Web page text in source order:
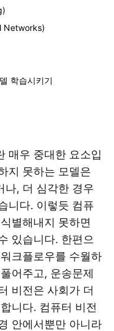
Networks)
학습시키기
매우 중대한 요소입
지 못하는 모델은
나, 더 심각한 경우
니다. 이렇듯 컴퓨
별해내지 못하면
있습니다. 한편으
크플로우를 수월하
어주고, 운송문제
비전은 사회가 더
니다. 컴퓨터 비전
안에서뿐만 아니라